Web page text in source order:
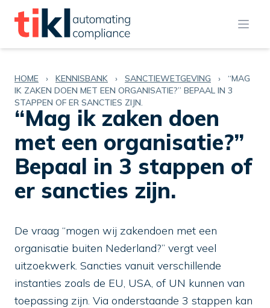
Open
HOME › KENNISBANK › SANCTIEWETGEVING › “MAG
IK ZAKEN DOEN MET EEN ORGANISATIE?” BEPAAL IN 3
STAPPEN OF ER SANCTIES ZIJN.
“Mag ik zaken doen
met een organisatie?”
Bepaal in 3 stappen of
er sancties zijn.
De vraag “mogen wij zakendoen met een
organisatie buiten Nederland?” vergt veel
uitzoekwerk. Sancties vanuit verschillende
instanties zoals de EU, USA, of UN kunnen van
toepassing zijn. Via onderstaande 3 stappen kan